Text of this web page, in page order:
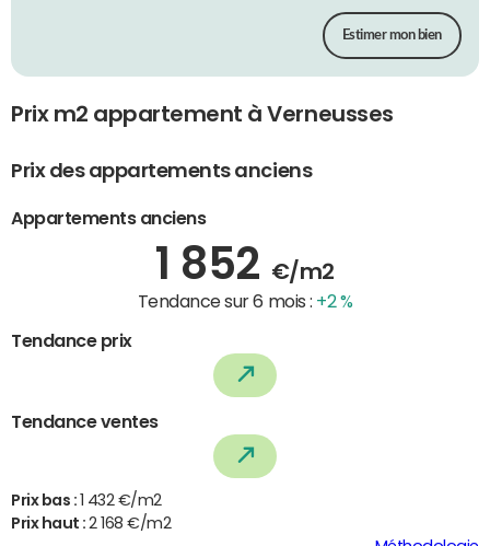
Estimer mon bien
Prix m2 appartement à Verneusses
Prix des appartements anciens
Appartements anciens
1 852 €/m2
Tendance sur 6 mois : +2 %
Tendance prix
Tendance ventes
Prix bas : 1 432 €/m2
Prix haut :2 168 €/m2